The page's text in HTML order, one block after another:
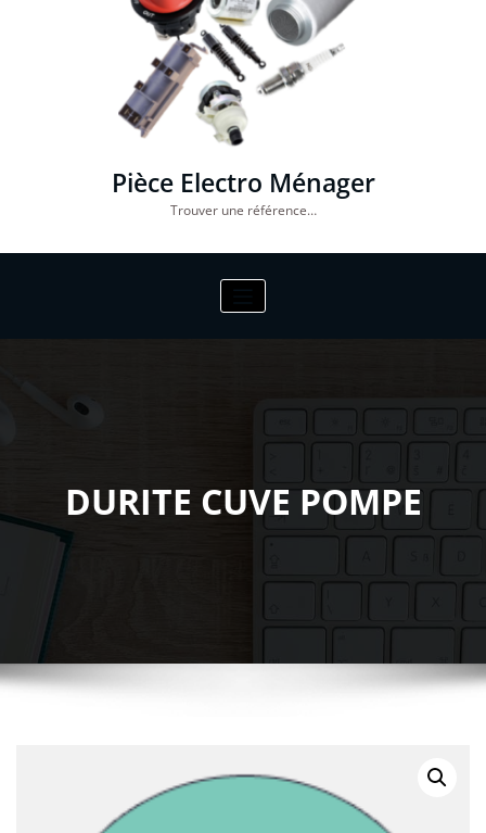
Pièce Electro Ménager
Trouver une référence…
DURITE CUVE POMPE